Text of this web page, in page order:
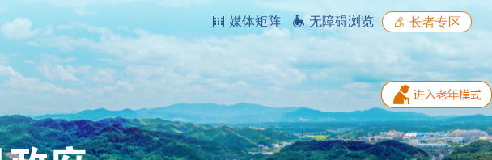
媒体矩阵 无障碍浏览 长者专区